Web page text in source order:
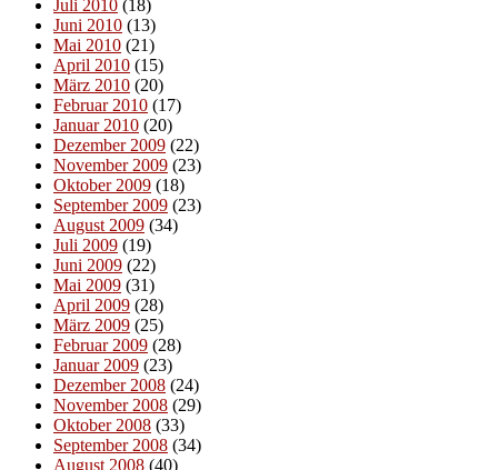
Juli 2010 (18)
Juni 2010 (13)
Mai 2010 (21)
April 2010 (15)
März 2010 (20)
Februar 2010 (17)
Januar 2010 (20)
Dezember 2009 (22)
November 2009 (23)
Oktober 2009 (18)
September 2009 (23)
August 2009 (34)
Juli 2009 (19)
Juni 2009 (22)
Mai 2009 (31)
April 2009 (28)
März 2009 (25)
Februar 2009 (28)
Januar 2009 (23)
Dezember 2008 (24)
November 2008 (29)
Oktober 2008 (33)
September 2008 (34)
August 2008 (40)